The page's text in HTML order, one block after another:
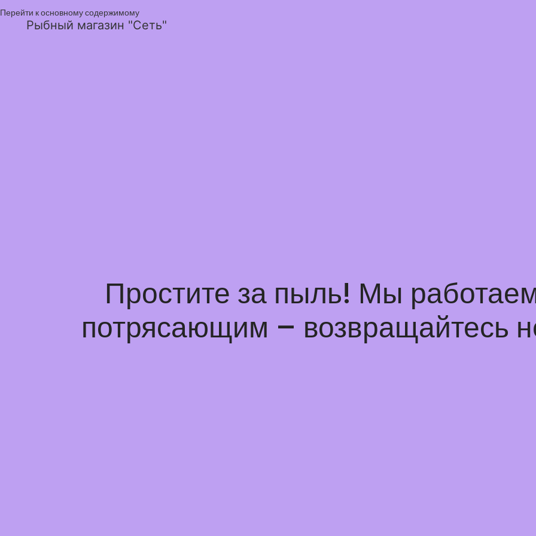
Перейти к основному содержимому
Рыбный магазин "Сеть"
Простите за пыль! Мы
потрясающим – возвращайтесь